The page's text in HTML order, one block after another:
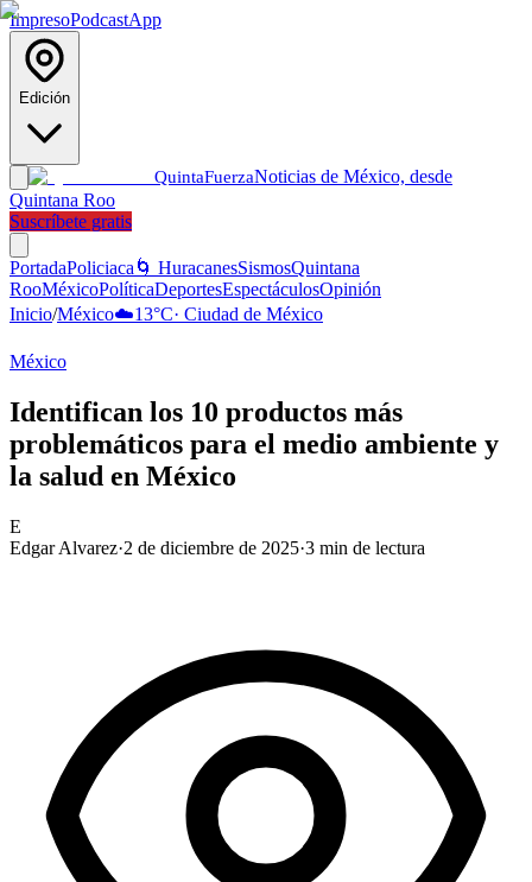
ImpresoPodcastApp
Edición
QuintaFuerzaNoticias de México, desde
Quintana Roo
Suscríbete gratis
PortadaPoliciaca 🌀 HuracanesSismosQuintana
RooMéxicoPolíticaDeportesEspectáculosOpinión
Inicio/México☁️13°C· Ciudad de México
México
Identifican los 10 productos más
problemáticos para el medio ambiente y
la salud en México
E
Edgar Alvarez·2 de diciembre de 2025·3 min de lectura